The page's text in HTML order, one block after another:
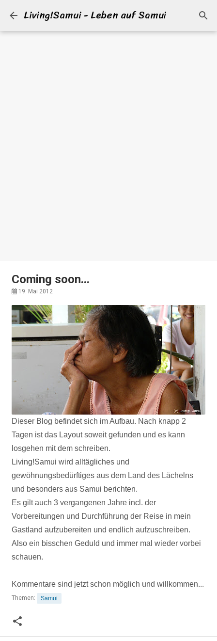
Direkt zum Hauptbereich
Living!Samui - Leben auf Samui
Coming soon...
19. Mai 2012
Dieser Blog befindet sich im Aufbau. Nach knapp 2
Tagen ist das Layout soweit gefunden und es kann
losgehen mit dem schreiben.
Living!Samui wird alltägliches und
gewöhnungsbedürftiges aus dem Land des Lächelns
und besonders aus Samui berichten.
Es gilt auch 3 vergangenen Jahre incl. der
Vorbereitungen und Durchführung der Reise in mein
Gastland aufzubereiten und endlich aufzuschreiben.
Also ein bisschen Geduld und immer mal wieder vorbei
schauen.
Kommentare sind jetzt schon möglich und willkommen...
Themen: Samui